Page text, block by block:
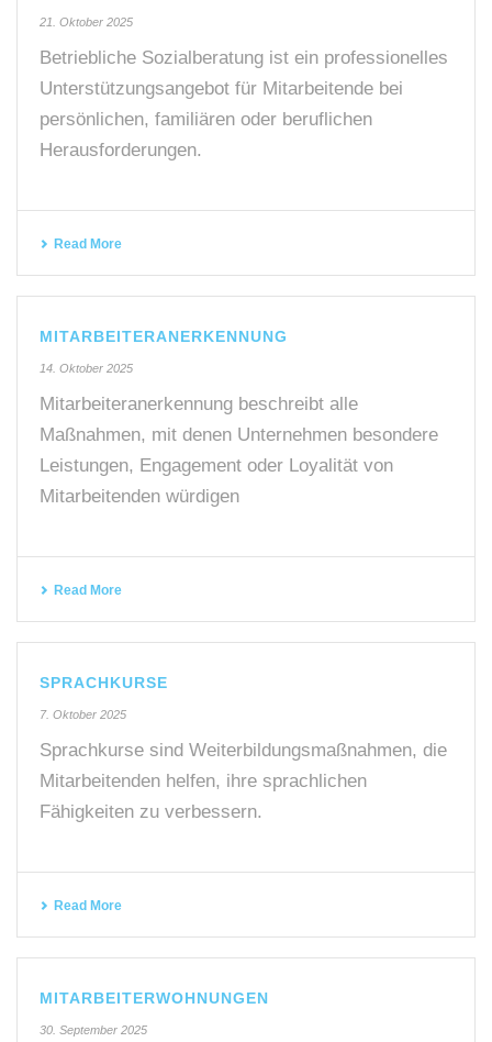
21. Oktober 2025
Betriebliche Sozialberatung ist ein professionelles
Unterstützungsangebot für Mitarbeitende bei
persönlichen, familiären oder beruflichen
Herausforderungen.
Read More
MITARBEITERANERKENNUNG
14. Oktober 2025
Mitarbeiteranerkennung beschreibt alle
Maßnahmen, mit denen Unternehmen besondere
Leistungen, Engagement oder Loyalität von
Mitarbeitenden würdigen
Read More
SPRACHKURSE
7. Oktober 2025
Sprachkurse sind Weiterbildungsmaßnahmen, die
Mitarbeitenden helfen, ihre sprachlichen
Fähigkeiten zu verbessern.
Read More
MITARBEITERWOHNUNGEN
30. September 2025